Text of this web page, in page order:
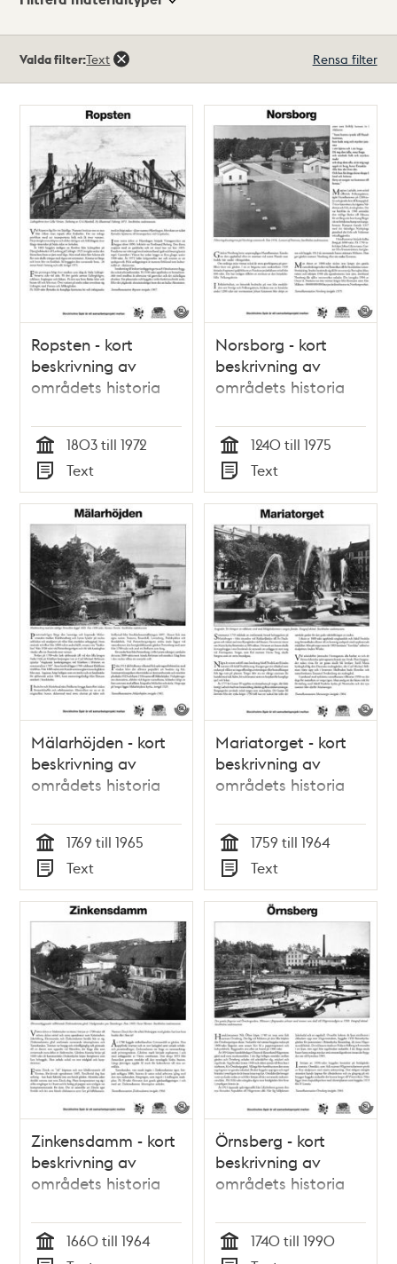
träffar
Valda filter:Text Rensa filter
Ropsten - kort
beskrivning av
områdets historia
Tid
1803 till 1972
Typ
Text
Norsborg - kort
beskrivning av
områdets historia
Tid
1240 till 1975
Typ
Text
Mälarhöjden - kort
beskrivning av
områdets historia
Tid
1769 till 1965
Typ
Text
Mariatorget - kort
beskrivning av
områdets historia
Tid
1759 till 1964
Typ
Text
Zinkensdamm - kort
beskrivning av
områdets historia
1660 till 1964
Örnsberg - kort
beskrivning av
områdets historia
1740 till 1990